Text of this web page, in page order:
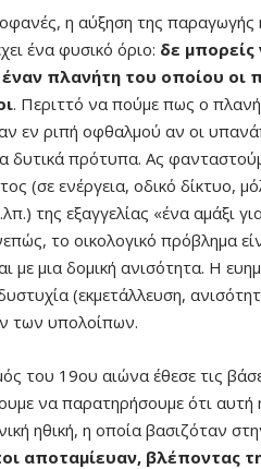
η αύξηση της παραγωγής
ένα φυσικό όριο: δε μπορείς
πλανήτη του οποίου οι
. Περιττό να πούμε πως ο
εν ριπή οφθαλμού αν οι
δυτικά πρότυπα. Ας
(σε ενέργεια, οδικό δίκτυο,
της εξαγγελίας «ένα αμάξι
το οικολογικό πρόβλημα
με μια δομική ανισότητα. Η
(εκμετάλλευση,
των υπολοίπων.
του 19ου αιώνα έθεσε τις
να παρατηρήσουμε ότι
ηθική, η οποία βασιζόταν
αποταμίευαν, βλέποντας